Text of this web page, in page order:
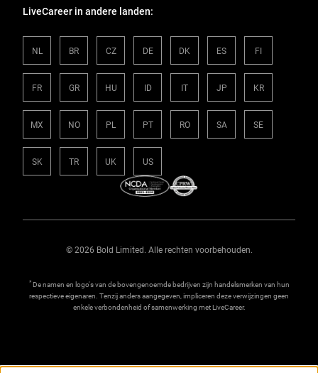
LiveCareer in andere landen:
NL BR CZ DE DK ES FI
FR GR HU ID IT JP KR
MX NO PL PT RO SA SE
SK TR UK US
© 2026 Bold Limited. Alle rechten voorbehouden.
*De namen en logo's van de bovengenoemde bedrijven zijn handelsmerken van hun
respectieve eigenaren. Tenzij anders aangegeven, impliceren deze verwijzingen geen
enkele verbondenheid of samenwerking met LiveCareer.